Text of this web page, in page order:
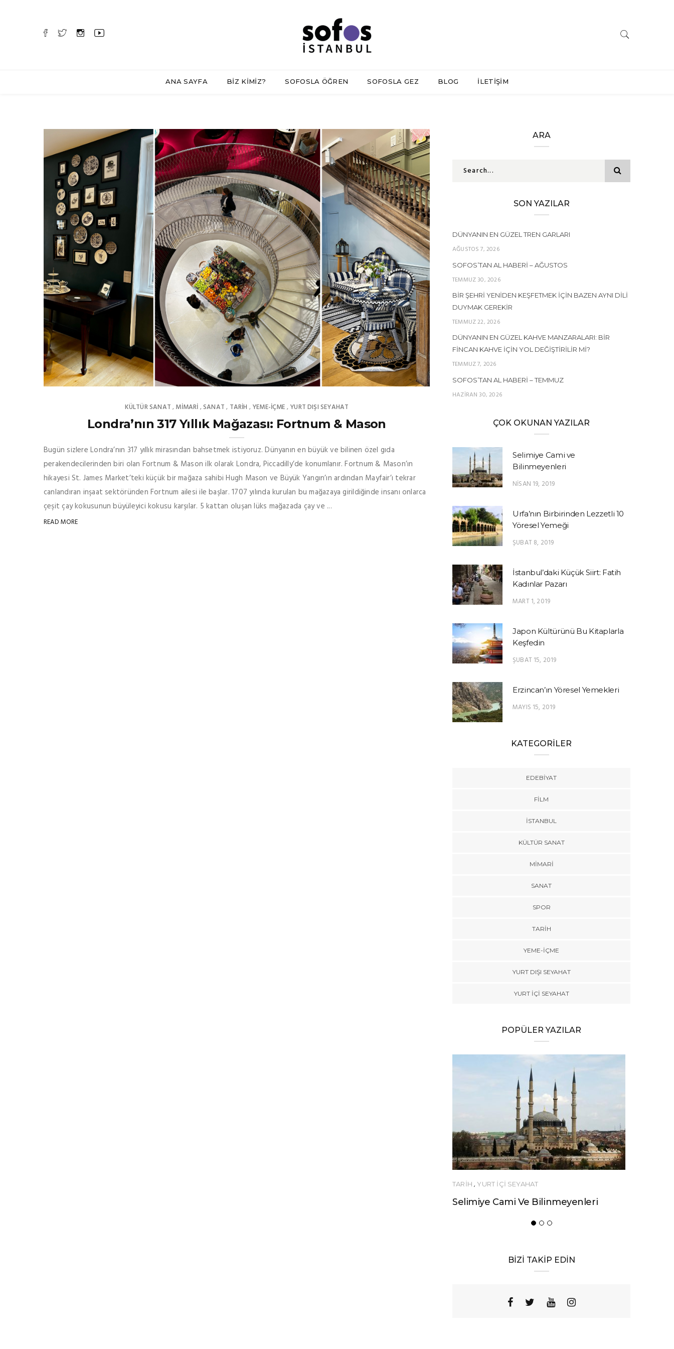
ANA SAYFA BİZ KİMİZ? SOFOSLA ÖĞREN SOFOSLA GEZ BLOG İLETİŞİM
KÜLTÜR SANAT , MIMARI ,SANAT , TARİH , YEME-İÇME , YURT DIŞI SEYAHAT
Londra’nın 317 Yıllık Mağazası: Fortnum & Mason
Bugün sizlere Londra’nın 317 yıllık mirasından bahsetmek istiyoruz. Dünyanın en büyük ve bilinen özel gıda
perakendecilerinden biri olan Fortnum & Mason ilk olarak Londra, Piccadilly’de konumlanır. Fortnum & Mason’ın
hikayesi St. James Market’teki küçük bir mağaza sahibi Hugh Mason ve Büyük Yangın’ın ardından Mayfair’ı tekrar
canlandıran inşaat sektöründen Fortnum ailesi ile başlar. 1707 yılında kurulan bu mağazaya girildiğinde insanı onlarca
çeşit çay kokusunun büyüleyici kokusu karşılar. 5 kattan oluşan lüks mağazada çay ve ...
READ MORE
ARA
SON YAZILAR
DÜNYANIN EN GÜZEL TREN GARLARI
AĞUSTOS 7, 2026
SOFOS’TAN AL HABERI – AĞUSTOS
TEMMUZ 30, 2026
BIR ŞEHRI YENIDEN KEŞFETMEK İÇIN BAZEN AYNI DILI
DUYMAK GEREKIR
TEMMUZ 22, 2026
DÜNYANIN EN GÜZEL KAHVE MANZARALARI: BIR
FINCAN KAHVE İÇIN YOL DEĞIŞTIRILIR MI?
TEMMUZ 7, 2026
SOFOS’TAN AL HABERI – TEMMUZ
HAZIRAN 30, 2026
ÇOK OKUNAN YAZILAR
Selimiye Cami ve
Bilinmeyenleri
NISAN 19, 2019
Urfa’nın Birbirinden Lezzetli 10
Yöresel Yemeği
ŞUBAT 8, 2019
İstanbul’daki Küçük Siirt: Fatih
Kadınlar Pazarı
MART 1, 2019
Japon Kültürünü Bu Kitaplarla
Keşfedin
ŞUBAT 15, 2019
Erzincan’ın Yöresel Yemekleri
MAYIS 15, 2019
KATEGORİLER
EDEBIYAT
FILM
İSTANBUL
KÜLTÜR SANAT
MIMARI
SANAT
SPOR
TARİH
YEME-İÇME
YURT DIŞI SEYAHAT
YURT İÇİ SEYAHAT
POPÜLER YAZILAR
YURT İÇİ SEYAHAT
Selimiye Cami Ve Bilinmeyenleri
Urfa’nın Birbirinden
BİZİ TAKİP EDİN